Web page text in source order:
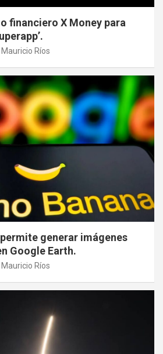
financiero X Money para
Mauricio Ríos
generar imágenes
Google Earth.
Mauricio Ríos